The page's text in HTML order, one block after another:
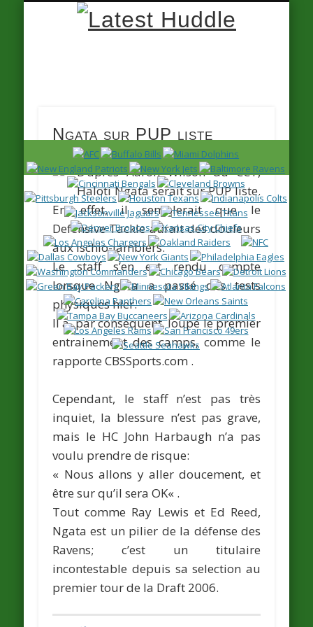
Ngata sur PUP liste
D’aprèsAaron Wilson du CCT,
Haloti Ngataserait sur PUP liste.
En effet, il semblerait que le
Defensive Tackle aurait des douleurs
aux ischio-jambiers.
Le staff s’en est rendu compte
lorsque Ngata a passé des tests
physiques hier.
Il a, par conséquent, loupé le premier
entrainement des camps, comme le
rapporteCBSSports.com .
Cependant, le staff n’est pas très
inquiet, la blessure n’est pas grave,
mais le HC John Harbaugh n’a pas
voulu prendre de risque:
« Nous allons y aller doucement, et
être sur qu’il sera OK« .
Tout comme Ray Lewis etEd Reed,
Ngata est un pilier de la défense des
Ravens; c’est un titulaire
incontestable depuis sa selection au
premier tour de la Draft 2006.